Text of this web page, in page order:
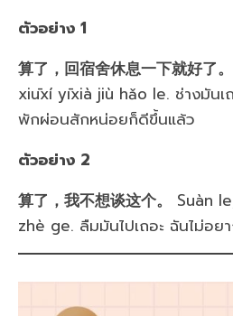
ตัวอย่าง 1
算了，回宿舍休息一下就好了。
xiūxí yīxià jiù hǎo le. ช่างมันเ
พักผ่อนสักหน่อยก็ดีขึ้นแล้ว
ตัวอย่าง 2
算了，我不想谈这个。
Suàn
zhè ge. ลืมมันไปเถอะ ฉันไม่อย